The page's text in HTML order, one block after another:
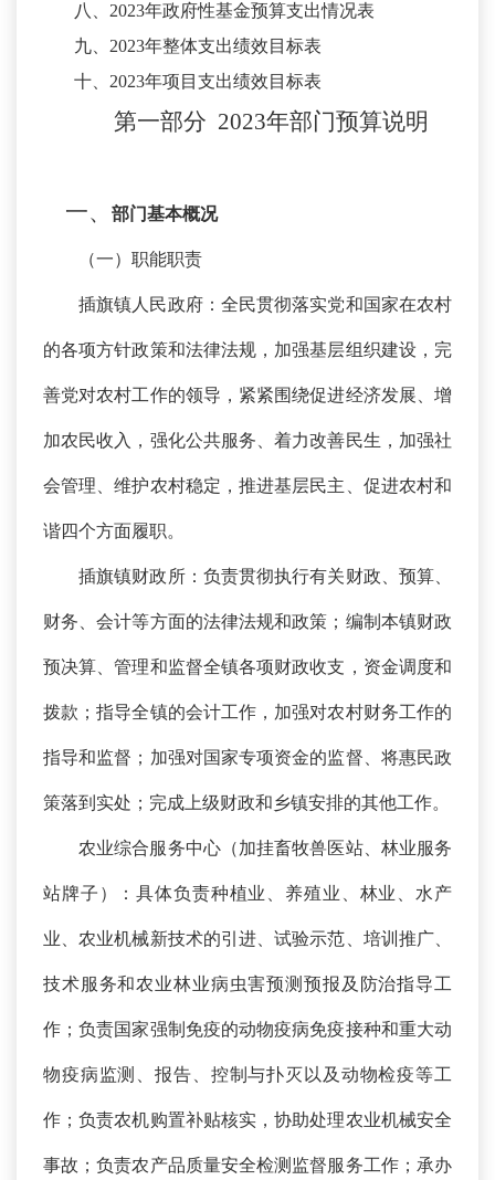
八、 2023年政府性基金预算支出情况表
九、 2023年整体支出绩效目标表
十、 2023年项目支出绩效目标表
第一部分 2023年部门预算说明
一、 部门基本概况
（一）职能职责
插旗镇人民政府：全民贯彻落实党和国家在农村
的各项方针政策和法律法规，加强基层组织建设，完
善党对农村工作的领导，紧紧围绕促进经济发展、增
加农民收入，强化公共服务、着力改善民生，加强社
会管理、维护农村稳定，推进基层民主、促进农村和
谐四个方面履职。
插旗镇财政所：负责贯彻执行有关财政、预算、
财务、会计等方面的法律法规和政策；编制本镇财政
预决算、管理和监督全镇各项财政收支，资金调度和
拨款；指导全镇的会计工作，加强对农村财务工作的
指导和监督；加强对国家专项资金的监督、将惠民政
策落到实处；完成上级财政和乡镇安排的其他工作。
农业综合服务中心（加挂畜牧兽医站、林业服务
站牌子）：具体负责种植业、养殖业、林业、水产
业、农业机械新技术的引进、试验示范、培训推广、
技术服务和农业林业病虫害预测预报及防治指导工
作；负责国家强制免疫的动物疫病免疫接种和重大动
物疫病监测、报告、控制与扑灭以及动物检疫等工
作；负责农机购置补贴核实，协助处理农业机械安全
事故；负责农产品质量安全检测监督服务工作；承办